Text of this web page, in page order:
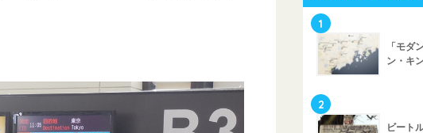
1
「モダ
ン・キ
2
ビート